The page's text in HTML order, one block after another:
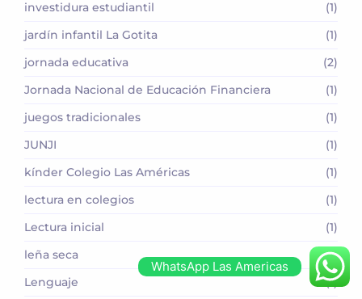
investidura estudiantil
(1)
jardín infantil La Gotita
(1)
jornada educativa
(2)
Jornada Nacional de Educación Financiera
(1)
juegos tradicionales
(1)
JUNJI
(1)
kínder Colegio Las Américas
(1)
lectura en colegios
(1)
Lectura inicial
(1)
leña seca
(1)
Lenguaje
(1)
WhatsApp Las Americas